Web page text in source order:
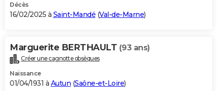
Décès
16/02/2025 à Saint-Mandé (Val-de-Marne)
Marguerite BERTHAULT (93 ans)
Créer une cagnotte obsèques
Naissance
01/04/1931 à Autun (Saône-et-Loire)